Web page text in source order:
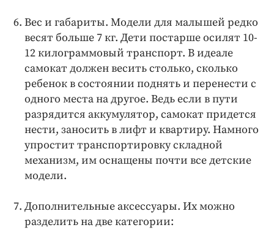
Вес и габариты. Модели для малышей редко
весят больше 7 кг. Дети постарше осилят 10-
12 килограммовый транспорт. В идеале
самокат должен весить столько, сколько
ребенок в состоянии поднять и перенести с
одного места на другое. Ведь если в пути
разрядится аккумулятор, самокат придется
нести, заносить в лифт и квартиру. Намного
упростит транспортировку складной
механизм, им оснащены почти все детские
модели.
Дополнительные аксессуары. Их можно
разделить на две категории: